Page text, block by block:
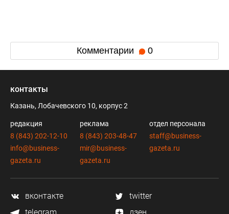
Комментарии 0
контакты
Казань, Лобачевского 10, корпус 2
редакция
8 (843) 202-12-10
info@business-
gazeta.ru
реклама
8 (843) 203-48-47
mir@business-
gazeta.ru
отдел персонала
staff@business-
gazeta.ru
вконтакте
twitter